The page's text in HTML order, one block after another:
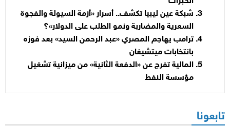
شبكة عين ليبيا تكشف.. أسرار «أزمة السيولة والفجوة
السعرية والمضاربة ونمو الطلب على الدولار»؟
ترامب يهاجم المصري «عبد الرحمن السيد» بعد فوزه
بانتخابات ميتشيغان
المالية تفرج عن «الدفعة الثانية» من ميزانية تشغيل
مؤسسة النفط
تابعونا